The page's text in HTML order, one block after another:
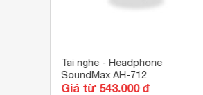
Tai nghe - Headphone
SoundMax AH-712
Giá từ 543.000 đ